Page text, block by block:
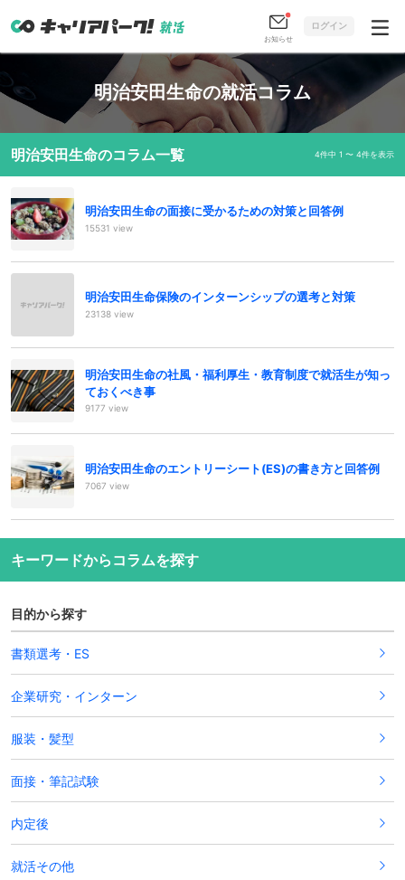
お知らせ
ログイン
明治安田生命の就活コラム
明治安田生命のコラム一覧 4件中 1 〜 4件を表示
明治安田生命の面接に受かるための対策と回答例
15531 view
明治安田生命保険のインターンシップの選考と対策
23138 view
明治安田生命の社風・福利厚生・教育制度で就活生が知っ
ておくべき事
9177 view
明治安田生命のエントリーシート(ES)の書き方と回答例
7067 view
キーワードからコラムを探す
目的から探す
書類選考・ES
企業研究・インターン
服装・髪型
面接・筆記試験
内定後
就活その他